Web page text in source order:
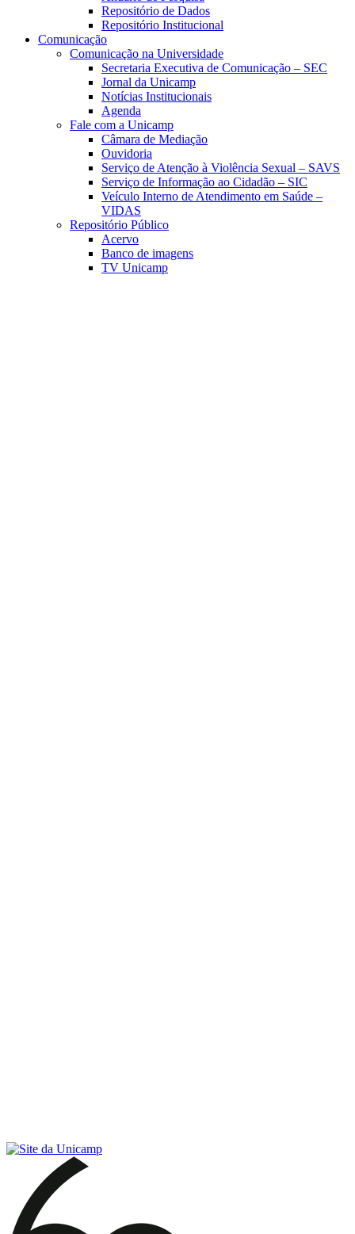
Repositório de Dados
Repositório Institucional
Comunicação
Comunicação na Universidade
Secretaria Executiva de Comunicação – SEC
Jornal da Unicamp
Notícias Institucionais
Agenda
Fale com a Unicamp
Câmara de Mediação
Ouvidoria
Serviço de Atenção à Violência Sexual – SAVS
Serviço de Informação ao Cidadão – SIC
Veículo Interno de Atendimento em Saúde –
VIDAS
Repositório Público
Acervo
Banco de imagens
TV Unicamp